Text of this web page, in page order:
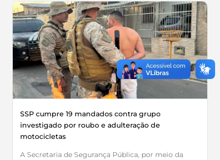
SSP cumpre 19 mandados contra grupo
investigado por roubo e adulteração de
motocicletas
A Secretaria de Segurança Pública, por meio da